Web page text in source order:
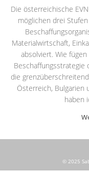
Die österreichische
möglichen drei
Materialwirtschaft,
absolviert. Wie
Beschaffungsstrategie
die
Österreich, Bulgarien
haben
© 2025